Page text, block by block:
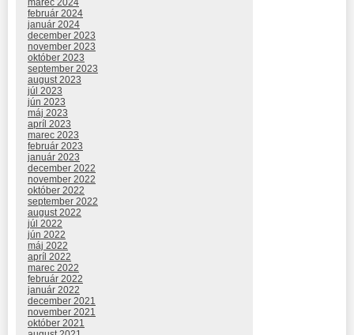
marec 2024
február 2024
január 2024
december 2023
november 2023
október 2023
september 2023
august 2023
júl 2023
jún 2023
máj 2023
apríl 2023
marec 2023
február 2023
január 2023
december 2022
november 2022
október 2022
september 2022
august 2022
júl 2022
jún 2022
máj 2022
apríl 2022
marec 2022
február 2022
január 2022
december 2021
november 2021
október 2021